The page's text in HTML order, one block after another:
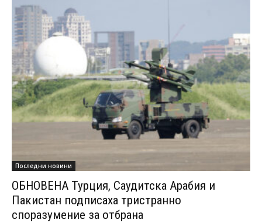
Последни новини
ОБНОВЕНА Турция, Саудитска Арабия и
Пакистан подписаха тристранно
споразумение за отбрана